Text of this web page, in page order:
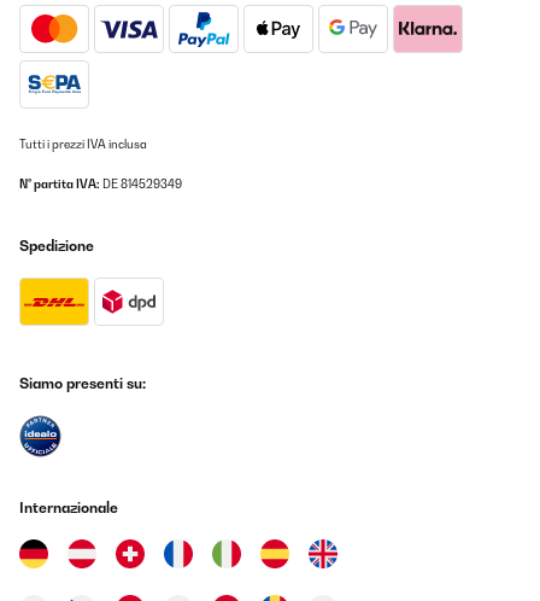
Tutti i prezzi IVA inclusa
N° partita IVA: DE 814529349
Spedizione
Siamo presenti su:
Internazionale